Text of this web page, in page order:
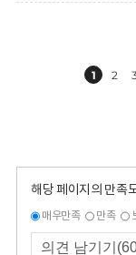
1 2
해당 페이지의 만족
매우만족 만족